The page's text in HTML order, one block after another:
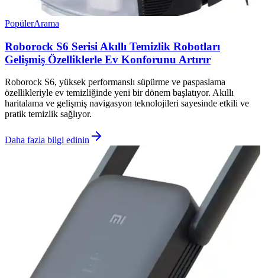
PopülerArama
Roborock S6 Serisi Akıllı Temizlik Robotları
Gelişmiş Özelliklerle Ev Konforunu Artırır
Roborock S6, yüksek performanslı süpürme ve paspaslama
özellikleriyle ev temizliğinde yeni bir dönem başlatıyor. Akıllı
haritalama ve gelişmiş navigasyon teknolojileri sayesinde etkili ve
pratik temizlik sağlıyor.
Daha fazla bilgi edinin